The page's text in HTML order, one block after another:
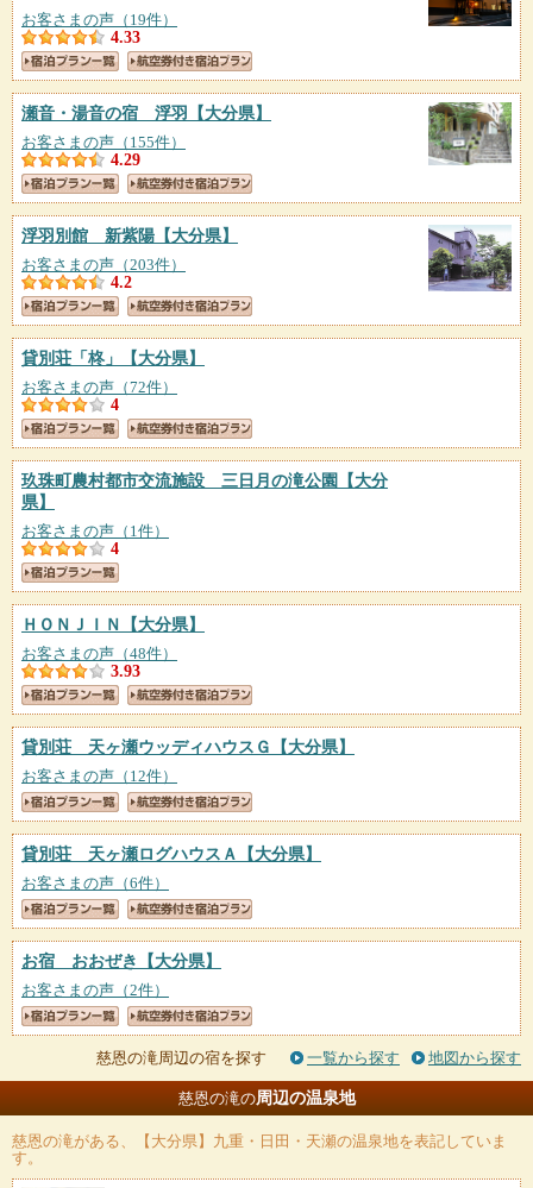
お客さまの声（19件）
4.33
瀬音・湯音の宿 浮羽 【大分県】
お客さまの声（155件）
4.29
浮羽別館 新紫陽 【大分県】
お客さまの声（203件）
4.2
貸別荘「柊」 【大分県】
お客さまの声（72件）
4
玖珠町農村都市交流施設 三日月の滝公園
【大分
県】
お客さまの声（1件）
4
ＨＯＮＪＩＮ 【大分県】
お客さまの声（48件）
3.93
貸別荘 天ヶ瀬ウッディハウスＧ 【大分県】
お客さまの声（12件）
貸別荘 天ヶ瀬ログハウスＡ 【大分県】
お客さまの声（6件）
お宿 おおぜき 【大分県】
お客さまの声（2件）
慈恩の滝周辺の宿を探す 一覧から探す 地図から探す
慈恩の滝の周辺の温泉地
慈恩の滝がある、【大分県】九重・日田・天瀬の温泉地を表記していま
す。